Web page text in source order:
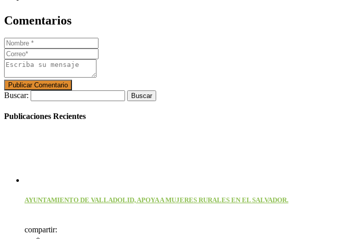
Comentarios
Buscar:
Publicaciones Recientes
AYUNTAMIENTO DE VALLADOLID, APOYA A MUJERES RURALES EN EL SALVADOR.
compartir: